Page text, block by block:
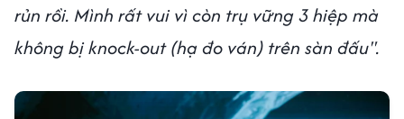
rủn rồi. Mình rất vui vì còn trụ vững 3 hiệp mà
không bị knock-out (hạ đo ván) trên sàn đấu".